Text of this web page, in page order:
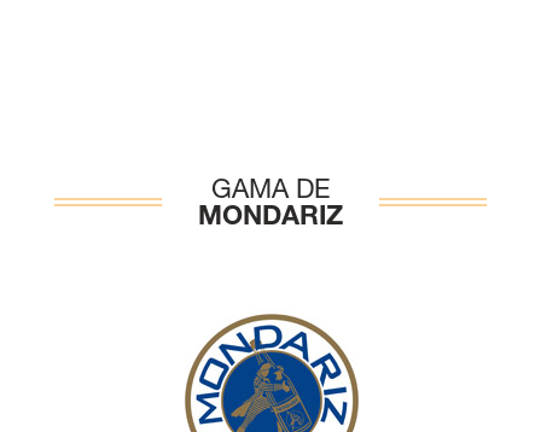
GAMA DE
MONDARIZ